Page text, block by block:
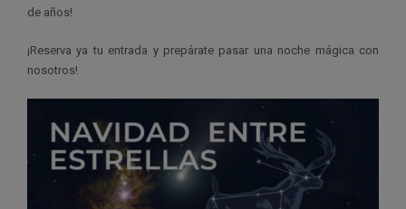
de años!
¡Reserva ya tu entrada y prepárate pasar una noche mágica con
nosotros!